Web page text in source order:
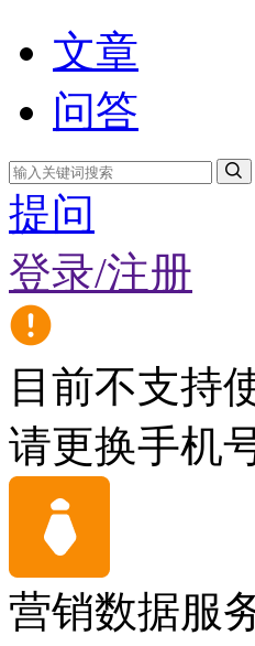
文章
问答
提问
登录/注册
目前不支持
请更换手机
营销数据服